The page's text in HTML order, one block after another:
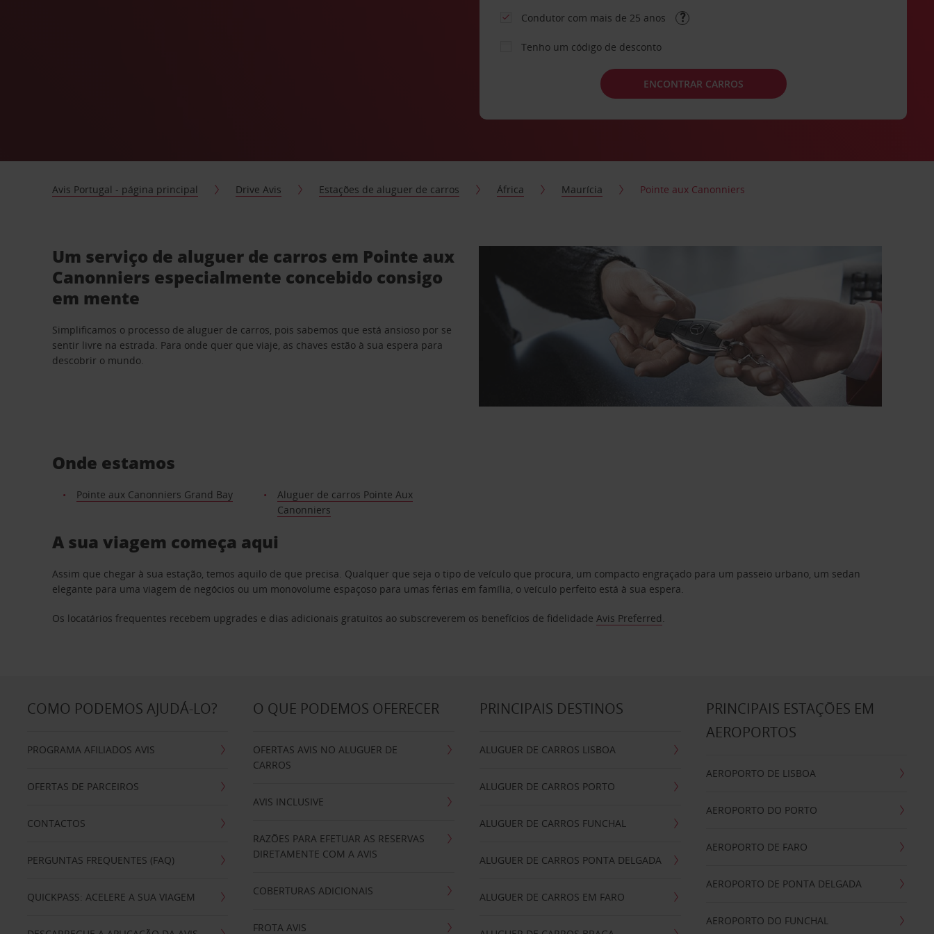
Condutor com mais de 25 anos
Tenho um código de desconto
ENCONTRAR CARROS
Avis Portugal - página principal Drive Avis Estações de aluguer de carros África Maurícia Pointe aux Canonniers
Um serviço de aluguer de carros em Pointe aux
Canonniers especialmente concebido consigo
em mente
Simplificamos o processo de aluguer de carros, pois sabemos que está ansioso por se
sentir livre na estrada. Para onde quer que viaje, as chaves estão à sua espera para
descobrir o mundo.
Onde estamos
Pointe aux Canonniers Grand Bay
Aluguer de carros Pointe Aux
Canonniers
A sua viagem começa aqui
Assim que chegar à sua estação, temos aquilo de que precisa. Qualquer que seja o tipo de veículo que procura, um compacto engraçado para um passeio urbano, um sedan
elegante para uma viagem de negócios ou um monovolume espaçoso para umas férias em família, o veículo perfeito está à sua espera.
Os locatários frequentes recebem upgrades e dias adicionais gratuitos ao subscreverem os benefícios de fidelidadeAvis Preferred.
COMO PODEMOS AJUDÁ-LO?
PROGRAMA AFILIADOS AVIS
OFERTAS DE PARCEIROS
CONTACTOS
PERGUNTAS FREQUENTES (FAQ)
QUICKPASS: ACELERE A SUA VIAGEM
O QUE PODEMOS OFERECER
OFERTAS AVIS NO ALUGUER DE
CARROS
AVIS INCLUSIVE
RAZÕES PARA EFETUAR AS RESERVAS
DIRETAMENTE COM A AVIS
COBERTURAS ADICIONAIS
FROTA AVIS
PRINCIPAIS DESTINOS
ALUGUER DE CARROS LISBOA
ALUGUER DE CARROS PORTO
ALUGUER DE CARROS FUNCHAL
ALUGUER DE CARROS PONTA DELGADA
ALUGUER DE CARROS EM FARO
PRINCIPAIS ESTAÇÕES EM
AEROPORTOS
AEROPORTO DE LISBOA
AEROPORTO DO PORTO
AEROPORTO DE FARO
AEROPORTO DE PONTA DELGADA
AEROPORTO DO FUNCHAL